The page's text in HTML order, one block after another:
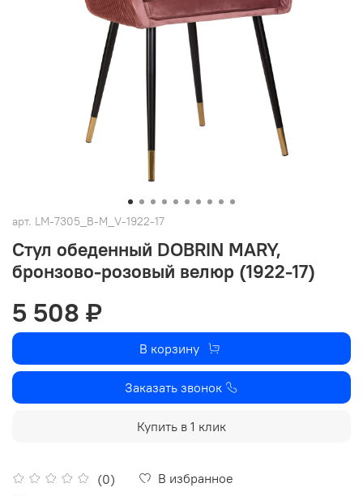
арт. LM-7305_B-M_V-1922-17
Стул обеденный DOBRIN MARY,
бронзово-розовый велюр (1922-17)
(0)
В избранное
5 508 ₽
В корзину
Заказать звонок
Купить в 1 клик